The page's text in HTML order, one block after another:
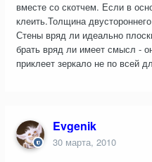
вместе со скотчем. Если в
клеить.Толщина
Стены вряд ли идеально
брать вряд ли имеет смысл -
приклеет зеркало не по всей
Evgenik
30 марта, 2010